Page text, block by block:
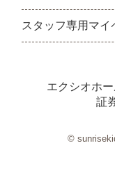
スタッフ専用マイ
エクシオホ
証
©